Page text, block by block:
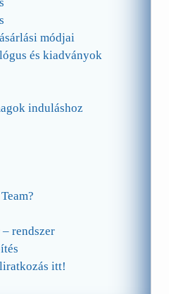
módjai
és kiadványok
induláshoz
rendszer
itt!